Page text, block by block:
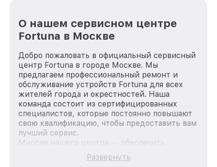
О нашем сервисном центре
Fortuna в Москве
Добро пожаловать в официальный сервисный
центр Fortuna в городе Москве. Мы
предлагаем профессиональный ремонт и
обслуживание устройств Fortuna для всех
жителей города и окрестностей. Наша
команда состоит из сертифицированных
специалистов, которые постоянно повышают
свою квалификацию, чтобы предоставить вам
лучший сервис.
Миссия нашего центра — обеспечить
качественный и доступный ремонт для
каждого пользователя продукции Fortuna, вне
Развернуть